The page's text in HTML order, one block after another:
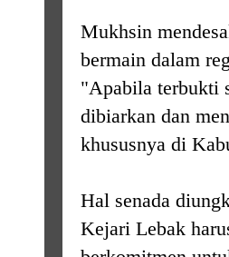
Mukhsin
bermain dalam
"Apabila terbukti
dibiarkan dan
khususnya di
Hal senada
Kejari Lebak